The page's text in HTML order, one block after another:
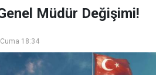
Müdür Değişimi!
18:34